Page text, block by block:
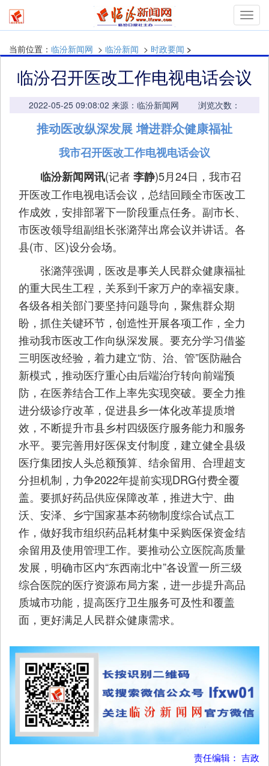
当前位置： 临汾新闻网 > 临汾新闻 > 时政要闻 >
临汾召开医改工作电视电话会议
2022-05-25 09:08:02 来源：临汾新闻网 浏览次数：
推动医改纵深发展 增进群众健康福祉
我市召开医改工作电视电话会议
临汾新闻网讯(记者李静)5月24日，我市召
开医改工作电视电话会议，总结回顾全市医改工
作成效，安排部署下一阶段重点任务。副市长、
市医改领导组副组长张潞萍出席会议并讲话。各
县(市、区)设分会场。
张潞萍强调，医改是事关人民群众健康福祉
的重大民生工程，关系到千家万户的幸福安康。
各级各相关部门要坚持问题导向，聚焦群众期
盼，抓住关键环节，创造性开展各项工作，全力
推动我市医改工作向纵深发展。要充分学习借鉴
三明医改经验，着力建立“防、治、管”医防融合
新模式，推动医疗重心由后端治疗转向前端预
防，在医养结合工作上率先实现突破。要全力推
进分级诊疗改革，促进县乡一体化改革提质增
效，不断提升市县乡村四级医疗服务能力和服务
水平。要完善用好医保支付制度，建立健全县级
医疗集团按人头总额预算、结余留用、合理超支
分担机制，力争2022年提前实现DRG付费全覆
盖。要抓好药品供应保障改革，推进大宁、曲
沃、安泽、乡宁国家基本药物制度综合试点工
作，做好我市组织药品耗材集中采购医保资金结
余留用及使用管理工作。要推动公立医院高质量
发展，明确市区内“东西南北中”各设置一所三级
综合医院的医疗资源布局方案，进一步提升高品
质城市功能，提高医疗卫生服务可及性和覆盖
面，更好满足人民群众健康需求。
责任编辑： 吉政